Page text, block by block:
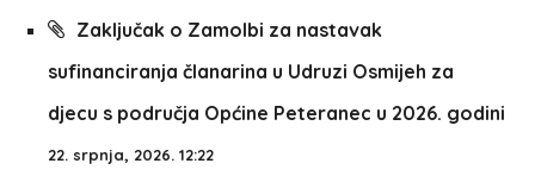
Zaključak o Zamolbi za nastavak
sufinanciranja članarina u Udruzi Osmijeh za
djecu s područja Općine Peteranec u 2026. godini
22. srpnja, 2026. 12:22